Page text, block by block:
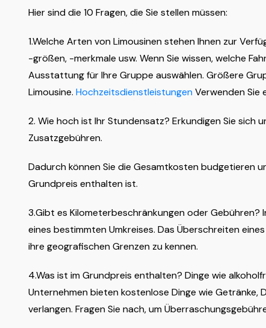
Hier sind die 10 Fragen, die Sie stellen müssen:
1.Welche Arten von Limousinen stehen Ihnen zur
-größen, -merkmale usw. Wenn Sie wissen, welche
Ausstattung für Ihre Gruppe auswählen. Größere
Limousine. HochzeitsdienstleistungenVerwenden Sie
2. Wie hoch ist Ihr Stundensatz? Erkundigen Sie
Zusatzgebühren.
Dadurch können Sie die Gesamtkosten budgetieren
Grundpreis enthalten ist.
3.Gibt es Kilometerbeschränkungen oder
eines bestimmten Umkreises. Das Überschreiten
ihre geografischen Grenzen zu kennen.
4.Was ist im Grundpreis enthalten? Dinge wie
Unternehmen bieten kostenlose Dinge wie Getränke,
verlangen. Fragen Sie nach, um